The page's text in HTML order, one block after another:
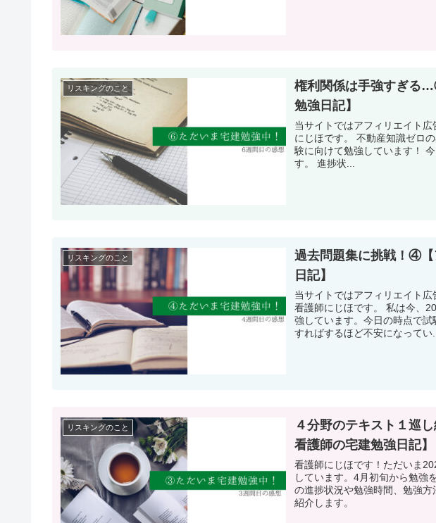
リスキングのこと
権利関係は手強すぎる
勉強日記】
当サイトではアフィリエイト広
にじほです。 不動産知識ゼロ
験に向けて勉強しています！
す。 進捗状...
リスキングのこと
過去問題集に挑戦！④
日記】
当サイトではアフィリエイト広
看護師にじほです。 私は今、
強しています。今日の時点で
すればするほど不安になってい...
リスキングのこと
４分野のテキスト１巡
看護師の宅建勉強日記】
看護師にじほです！ただいま
しています。4月初旬から勉強
の進捗状況や勉強時間、勉強
紹介します。